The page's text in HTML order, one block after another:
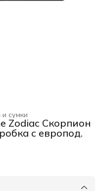
сумки
Zodiac Скорпион
с европод.